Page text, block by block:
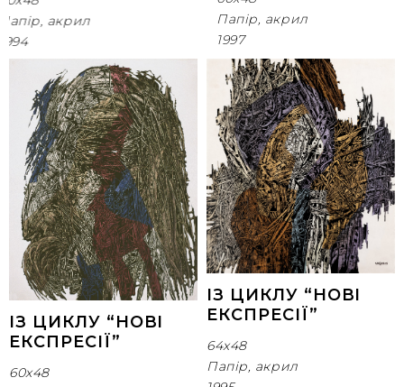
Папір, акрил
1994
Папір, акрил
1997
ІЗ ЦИКЛУ “НОВІ
ЕКСПРЕСІЇ”
60х48
ІЗ ЦИКЛУ “НОВІ
ЕКСПРЕСІЇ”
64х48
Папір, акрил